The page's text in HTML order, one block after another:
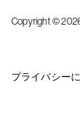
Copyright ©
プライバシー